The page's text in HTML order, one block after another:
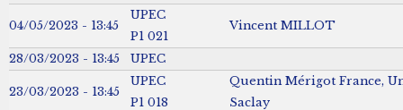
04/05/2023 - 13:45
UPEC
P1 021
Vincent MILLOT
28/03/2023 - 13:45 UPEC
23/03/2023 - 13:45
UPEC
P1 018
Quentin Mérigot France,
Saclay